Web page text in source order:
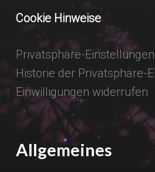
Cookie Hinweise
Privatsphäre-
Historie der Privatsphäre-
Einwilligungen widerrufen
Allgemeines